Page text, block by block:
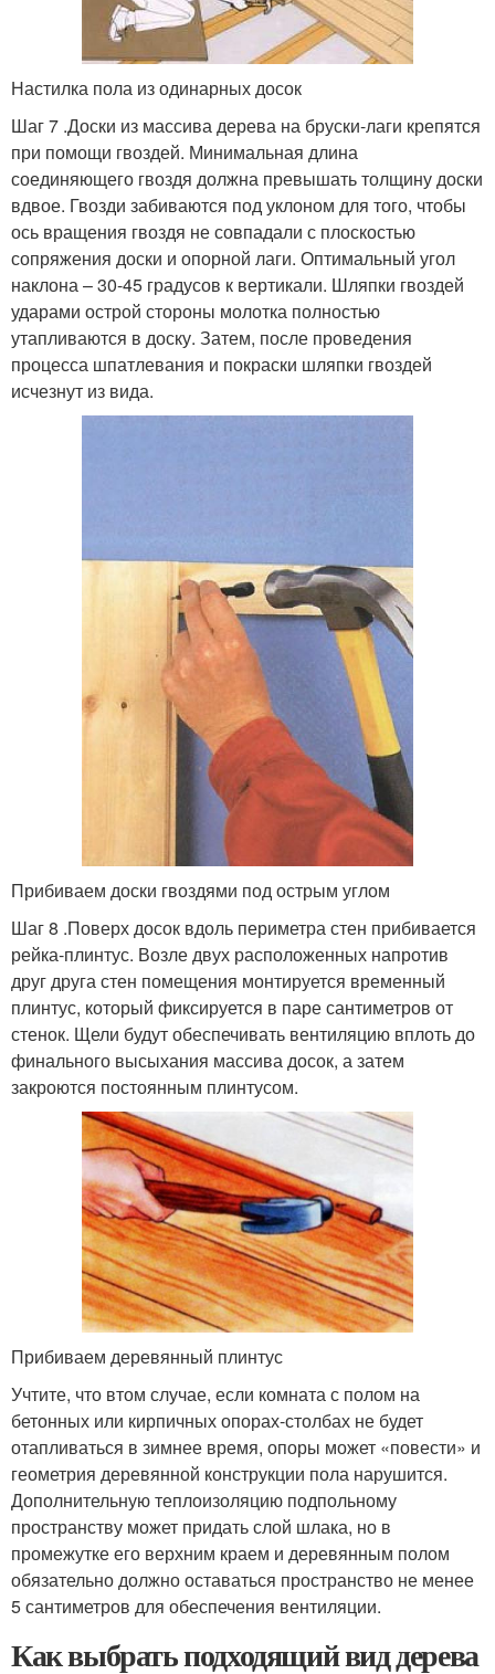
Настилка пола из одинарных досок
Шаг 7 .Доски из массива дерева на бруски-лаги крепятся
при помощи гвоздей. Минимальная длина
соединяющего гвоздя должна превышать толщину доски
вдвое. Гвозди забиваются под уклоном для того, чтобы
ось вращения гвоздя не совпадали с плоскостью
сопряжения доски и опорной лаги. Оптимальный угол
наклона – 30-45 градусов к вертикали. Шляпки гвоздей
ударами острой стороны молотка полностью
утапливаются в доску. Затем, после проведения
процесса шпатлевания и покраски шляпки гвоздей
исчезнут из вида.
Прибиваем доски гвоздями под острым углом
Шаг 8 .Поверх досок вдоль периметра стен прибивается
рейка-плинтус. Возле двух расположенных напротив
друг друга стен помещения монтируется временный
плинтус, который фиксируется в паре сантиметров от
стенок. Щели будут обеспечивать вентиляцию вплоть до
финального высыхания массива досок, а затем
закроются постоянным плинтусом.
Прибиваем деревянный плинтус
Учтите, что втом случае, если комната с полом на
бетонных или кирпичных опорах-столбах не будет
отапливаться в зимнее время, опоры может «повести» и
геометрия деревянной конструкции пола нарушится.
Дополнительную теплоизоляцию подпольному
пространству может придать слой шлака, но в
промежутке его верхним краем и деревянным полом
обязательно должно оставаться пространство не менее
5 сантиметров для обеспечения вентиляции.
Как выбрать подходящий вид дерева